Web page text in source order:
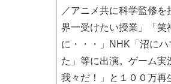
／アニメ共に科学監修
界一受けたい授業」「笑
に・・・」NHK「沼に
た」等に出演。ゲーム実
我々だ！」と１００万再